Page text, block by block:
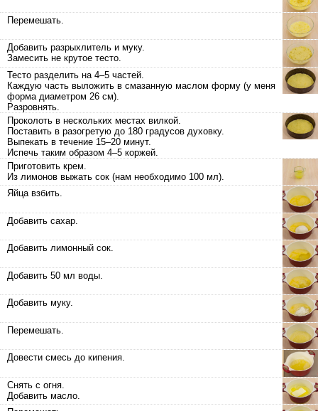
Перемешать.
Добавить разрыхлитель и муку.
Замесить не крутое тесто.
Тесто разделить на 4–5 частей.
Каждую часть выложить в смазанную маслом форму (у меня
форма диаметром 26 см).
Разровнять.
Проколоть в нескольких местах вилкой.
Поставить в разогретую до 180 градусов духовку.
Выпекать в течение 15–20 минут.
Испечь таким образом 4–5 коржей.
Приготовить крем.
Из лимонов выжать сок (нам необходимо 100 мл).
Яйца взбить.
Добавить сахар.
Добавить лимонный сок.
Добавить 50 мл воды.
Добавить муку.
Перемешать.
Довести смесь до кипения.
Снять с огня.
Добавить масло.